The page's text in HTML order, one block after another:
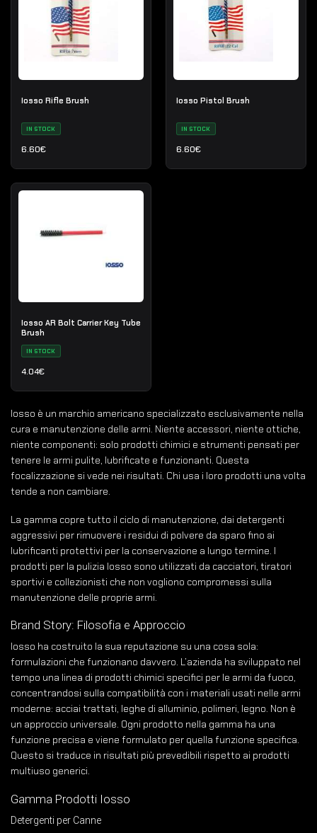
Iosso è un marchio americano specializzato esclusivamente nella
cura e manutenzione delle armi. Niente accessori, niente ottiche,
niente componenti: solo prodotti chimici e strumenti pensati per
tenere le armi pulite, lubrificate e funzionanti. Questa
focalizzazione si vede nei risultati. Chi usa i loro prodotti una volta
tende a non cambiare.
La gamma copre tutto il ciclo di manutenzione, dai detergenti
aggressivi per rimuovere i residui di polvere da sparo fino ai
lubrificanti protettivi per la conservazione a lungo termine. I
prodotti per la pulizia Iosso sono utilizzati da cacciatori, tiratori
sportivi e collezionisti che non vogliono compromessi sulla
manutenzione delle proprie armi.
Brand Story: Filosofia e Approccio
Iosso ha costruito la sua reputazione su una cosa sola:
formulazioni che funzionano davvero. L’azienda ha sviluppato nel
tempo una linea di prodotti chimici specifici per le armi da fuoco,
concentrandosi sulla compatibilità con i materiali usati nelle armi
moderne: acciai trattati, leghe di alluminio, polimeri, legno. Non è
un approccio universale. Ogni prodotto nella gamma ha una
funzione precisa e viene formulato per quella funzione specifica.
Questo si traduce in risultati più prevedibili rispetto ai prodotti
multiuso generici.
Gamma Prodotti Iosso
Detergenti per Canne
Iosso Rifle Brush
IN STOCK
6.60€
Iosso Pistol Brush
IN STOCK
6.60€
Iosso AR Bolt Carrier Key Tube
Brush
IN STOCK
4.04€